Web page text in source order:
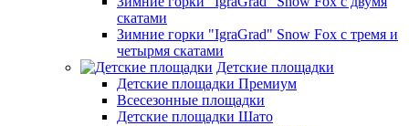
скатами
Зимние горки "IgraGrad" Snow Fox с тремя и
четырмя скатами
Детские площадки
Детские площадки Премиум
Всесезонные площадки
Детские площадки Шато